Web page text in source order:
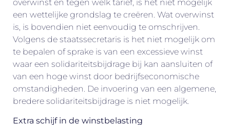
overwinst en tegen welk tarief, is het niet mogelijk
een wettelijke grondslag te creëren. Wat overwinst
is, is bovendien niet eenvoudig te omschrijven.
Volgens de staatssecretaris is het niet mogelijk om
te bepalen of sprake is van een excessieve winst
waar een solidariteitsbijdrage bij kan aansluiten of
van een hoge winst door bedrijfseconomische
omstandigheden. De invoering van een algemene,
bredere solidariteitsbijdrage is niet mogelijk.
Extra schijf in de winstbelasting